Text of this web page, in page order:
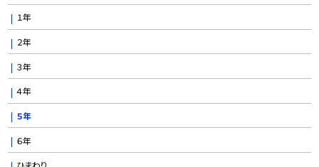
１年
２年
３年
４年
５年
６年